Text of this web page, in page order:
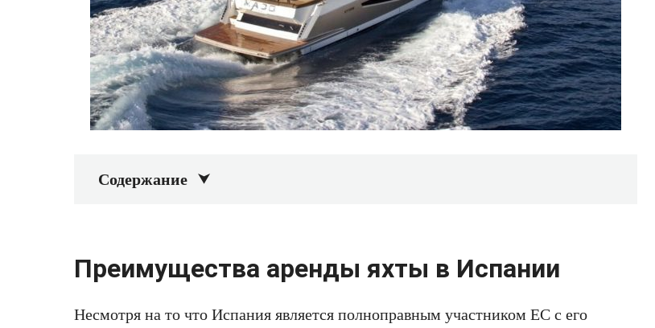
Содержание
Преимущества аренды яхты в Испании
Несмотря на то что Испания является полноправным участником ЕС с его